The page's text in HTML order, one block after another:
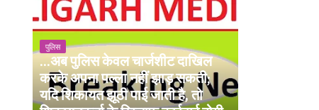
पुलिस
...अब पुलिस केवल चार्जशीट दाखिल
करके अपना पल्ला नहीं झाड़ सकती;
यदि शिकायत झूठी पाई जाती है, तो